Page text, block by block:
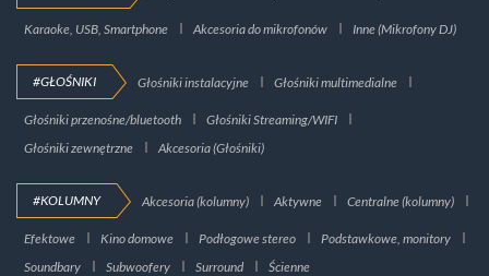
Karaoke, USB, Smartphone Akcesoria do mikrofonów Inne (Mikrofony DJ)
#GŁOŚNIKI Głośniki instalacyjne Głośniki multimedialne
Głośniki przenośne/bluetooth
Głośniki Streaming/WIFI
Głośniki zewnętrzne
Akcesoria (Głośniki)
#KOLUMNY Akcesoria (kolumny) Aktywne Centralne (kolumny)
Efektowe Kino domowe Podłogowe stereo
Podstawkowe, monitory
Soundbary
Subwoofery Surround Ścienne